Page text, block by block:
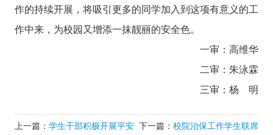
作的持续开展，将吸引更多的同学加入到这项有意义的工
作中来，为校园又增添一抹靓丽的安全色。
一审：高维华
二审：朱泳霖
三审：杨 明
上一篇： 学生干部积极开展平安 下一篇： 校院治保工作学生联席